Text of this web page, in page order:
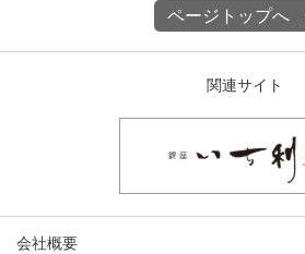
ページトップへ
関連サイト
会社概要